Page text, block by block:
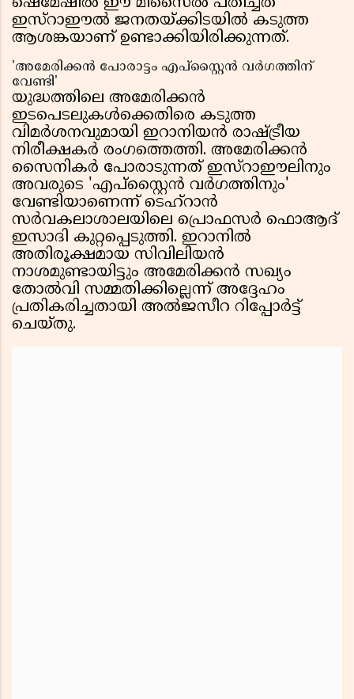
ഇസ്റാഈൽ ജനതയ്ക്കിടയിൽ കടുത്ത
ആശങ്കയാണ് ഉണ്ടാക്കിയിരിക്കുന്നത്.
'അമേരിക്കൻ പോരാട്ടം എപ്‌സ്റ്റൈൻ വർഗത്തിന്
വേണ്ടി'
യുദ്ധത്തിലെ അമേരിക്കൻ
ഇടപെടലുകൾക്കെതിരെ കടുത്ത
വിമർശനവുമായി ഇറാനിയൻ രാഷ്ട്രീയ
നിരീക്ഷകർ രംഗത്തെത്തി. അമേരിക്കൻ
സൈനികർ പോരാടുന്നത് ഇസ്റാഈലിനും
അവരുടെ 'എപ്‌സ്റ്റൈൻ വർഗത്തിനും'
വേണ്ടിയാണെന്ന് ടെഹ്റാൻ
സർവകലാശാലയിലെ പ്രൊഫസർ ഫൊആദ്
ഇസാദി കുറ്റപ്പെടുത്തി. ഇറാനിൽ
അതിരൂക്ഷമായ സിവിലിയൻ
നാശമുണ്ടായിട്ടും അമേരിക്കൻ സഖ്യം
തോൽവി സമ്മതിക്കില്ലെന്ന് അദ്ദേഹം
പ്രതികരിച്ചതായി അൽജസീറ റിപ്പോർട്ട്
ചെയ്തു.